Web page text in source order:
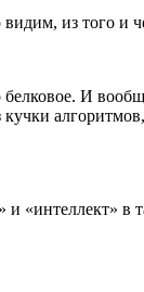
из того и
И
и